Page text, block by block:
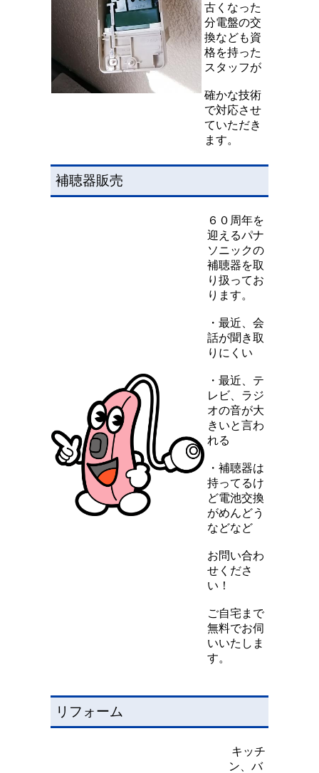
古くなった
分電盤の交
換なども資
格を持った
スタッフが
確かな技術
で対応させ
ていただき
ます。
補聴器販売
６０周年を
迎えるパナ
ソニックの
補聴器を取
り扱ってお
ります。
・最近、会
話が聞き取
りにくい
・最近、テ
レビ、ラジ
オの音が大
きいと言わ
れる
・補聴器は
持ってるけ
ど電池交換
がめんどう
などなど
お問い合わ
せくださ
い！
ご自宅まで
無料でお伺
いいたしま
す。
リフォーム
キッチ
ン、バ